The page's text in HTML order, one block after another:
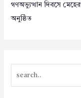
গণঅভ্যুত্থান দিবসে
অনুষ্ঠিত